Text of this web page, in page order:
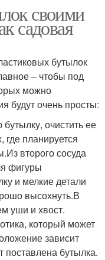
своими
садовая
бутылок
– чтобы под
можно
будут очень просты:
очистить ее
где планируется
второго сосуда
фигуры
и мелкие детали
высохнуть.В
уши и хвост.
который может
зависит
поставлена бутылка.